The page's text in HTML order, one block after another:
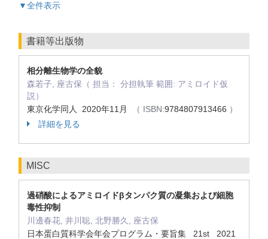
▼全件表示
書籍等出版物
相分離生物学の全貌
森若子, 座古保（ 担当： 分担執筆 範囲: アミロイド仮
説）
東京化学同人 2020年11月
（ ISBN:9784807913466 ）
詳細を見る
MISC
過硝酸によるアミロイドβタンパク質の凝集および細胞
毒性抑制
川邊春花, 井川聡, 北野勝久, 座古保
日本蛋白質科学会年会プログラム・要旨集 21st 2021